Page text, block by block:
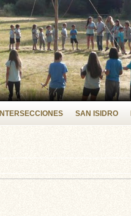
INTERSECCIONES SAN ISIDRO